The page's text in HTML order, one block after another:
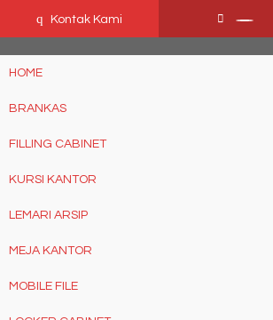
q Kontak Kami
HOME
BRANKAS
FILLING CABINET
KURSI KANTOR
LEMARI ARSIP
MEJA KANTOR
MOBILE FILE